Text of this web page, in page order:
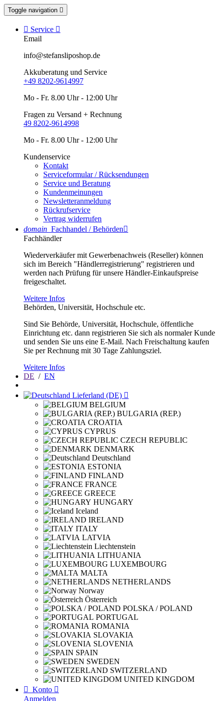
Toggle navigation 
 Service 
Email
info@stefansliposhop.de
Akkuberatung und Service
+49 8202-9614997
Mo - Fr. 8.00 Uhr - 12:00 Uhr
Fragen zu Versand + Rechnung
49 8202-9614998
Mo - Fr. 8.00 Uhr - 12:00 Uhr
Kundenservice
Kontakt
Serviceformular / Rücksendungen
Service und Beratung
Kundenmeinungen
Newsletteranmeldung
Rückrufservice
Vertrag widerrufen
domain Fachhandel / Behörden
Fachhändler
Wiederverkäufer mit Gewerbenachweis (Reseller) können
sich im Bereich "Händlerregistrierung" registrieren und
werden nach Prüfung für unsere Händler-Einkaufspreise
freigeschaltet.
Weitere Infos
Behörden, Universität, Hochschule etc.
Sind Sie Behörde, Universität, Hochschule, öffentliche
Einrichtung etc. dann registrieren Sie sich als normaler Kunde
und senden Sie uns eine E-Mail. Nach Freischaltung kaufen
Sie per Rechnung mit 30 Tage Zahlungsziel.
Weitere Infos
DE / EN
Lieferland (DE) 
BELGIUM
BULGARIA (REP.)
CROATIA
CYPRUS
CZECH REPUBLIC
DENMARK
Deutschland
ESTONIA
FINLAND
FRANCE
GREECE
HUNGARY
Iceland
IRELAND
ITALY
LATVIA
Liechtenstein
LITHUANIA
LUXEMBOURG
MALTA
NETHERLANDS
Norway
Österreich
POLSKA / POLAND
PORTUGAL
ROMANIA
SLOVAKIA
SLOVENIA
SPAIN
SWEDEN
SWITZERLAND
UNITED KINGDOM
 Konto 
Anmelden